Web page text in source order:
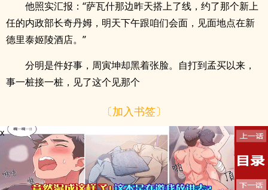
他照实汇报：“萨瓦什那边昨天搭上了线，约了那个新上
任的内政部长奇丹姆，明天下午跟咱们会面，见面地点在新
德里泰姬陵酒店。”
分明是件好事，周寅坤却黑着张脸。自打到孟买以来，
事一桩接一桩，见了这个见那个
〔加入书签〕
x